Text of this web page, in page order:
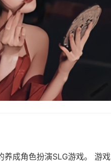
成角色扮演SLG游戏。 游戏